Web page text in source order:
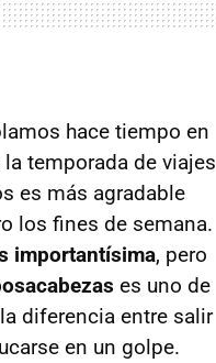
hace tiempo en
temporada de viajes
es más agradable
los fines de semana.
importantísima, pero
es uno de
diferencia entre salir
en un golpe.